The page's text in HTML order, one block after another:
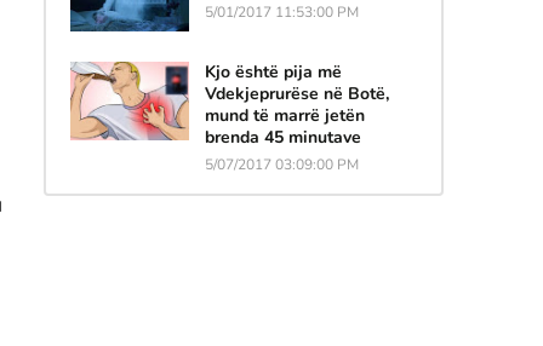
5/01/2017 11:53:00 PM
Kjo është pija më
Vdekjeprurëse në Botë,
mund të marrë jetën
brenda 45 minutave
5/07/2017 03:09:00 PM